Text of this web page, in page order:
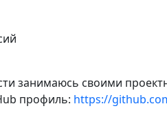
занимаюсь своими
профиль: https://